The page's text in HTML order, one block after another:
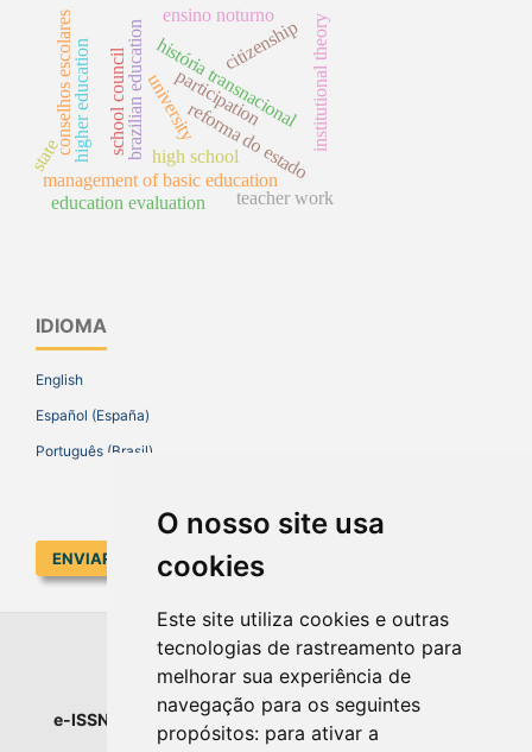
O nosso site usa
cookies
Este site utiliza cookies e outras
tecnologias de rastreamento para
melhorar sua experiência de
navegação para os seguintes
propósitos: para ativar a
história transnacional
brazilian education
management of basic education
school council
citizenship
participation
reforma do estadoinstitutional theory
higher education university
ensino noturno
high school
education evaluation teacher work
conselhos escolares
state
IDIOMA
English
Español (España)
Português (Brasil)
ENVIAR SUBMISSÃO
EDUCAR EM REVISTA
e-ISSN : 1984-0411 | Prefixo DOI : 10.1590 | Qualis
Universidade Federal do Paraná